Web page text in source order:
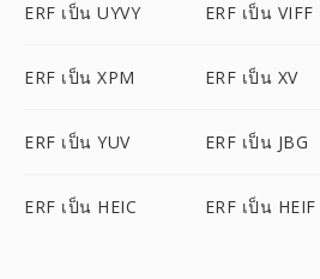
ERF เป็น UYVY ERF เป็น VIFF
ERF เป็น XPM ERF เป็น XV
ERF เป็น YUV ERF เป็น JBG
ERF เป็น HEIC ERF เป็น HEIF